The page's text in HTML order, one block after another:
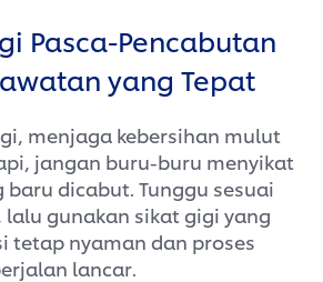
Pasca-Pencabutan
yang Tepat
menjaga kebersihan mulut
jangan buru-buru menyikat
dicabut. Tunggu sesuai
gunakan sikat gigi yang
tetap nyaman dan proses
lancar.